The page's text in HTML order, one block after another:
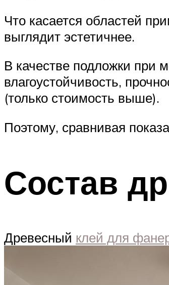
Что касается областей
выглядит эстетичнее.
В качестве подложки при
влагоустойчивость,
(только стоимость выше).
Поэтому, сравнивая
Состав
Древесный клей для